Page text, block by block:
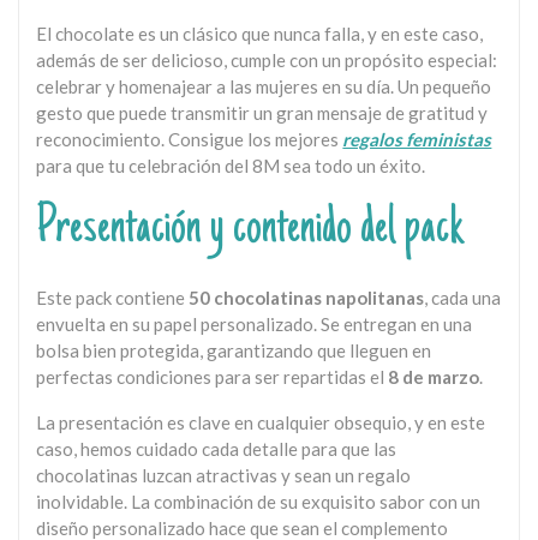
El chocolate es un clásico que nunca falla, y en este caso,
además de ser delicioso, cumple con un propósito especial:
celebrar y homenajear a las mujeres en su día. Un pequeño
gesto que puede transmitir un gran mensaje de gratitud y
reconocimiento. Consigue los mejores regalos feministas
para que tu celebración del 8M sea todo un éxito.
Presentación y contenido del pack
Este pack contiene 50 chocolatinas napolitanas, cada una
envuelta en su papel personalizado. Se entregan en una
bolsa bien protegida, garantizando que lleguen en
perfectas condiciones para ser repartidas el 8 de marzo.
La presentación es clave en cualquier obsequio, y en este
caso, hemos cuidado cada detalle para que las
chocolatinas luzcan atractivas y sean un regalo
inolvidable. La combinación de su exquisito sabor con un
diseño personalizado hace que sean el complemento